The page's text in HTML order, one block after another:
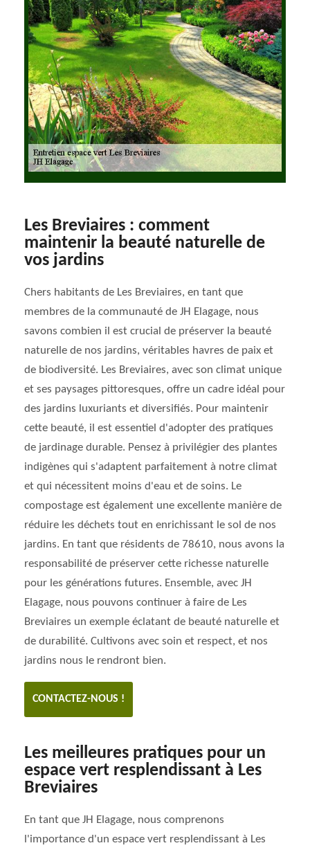
Les Breviaires : comment
maintenir la beauté naturelle de
vos jardins
Chers habitants de Les Breviaires, en tant que
membres de la communauté de JH Elagage, nous
savons combien il est crucial de préserver la beauté
naturelle de nos jardins, véritables havres de paix et
de biodiversité. Les Breviaires, avec son climat unique
et ses paysages pittoresques, offre un cadre idéal pour
des jardins luxuriants et diversifiés. Pour maintenir
cette beauté, il est essentiel d'adopter des pratiques
de jardinage durable. Pensez à privilégier des plantes
indigènes qui s'adaptent parfaitement à notre climat
et qui nécessitent moins d'eau et de soins. Le
compostage est également une excellente manière de
réduire les déchets tout en enrichissant le sol de nos
jardins. En tant que résidents de 78610, nous avons la
responsabilité de préserver cette richesse naturelle
pour les générations futures. Ensemble, avec JH
Elagage, nous pouvons continuer à faire de Les
Breviaires un exemple éclatant de beauté naturelle et
de durabilité. Cultivons avec soin et respect, et nos
jardins nous le rendront bien.
CONTACTEZ-NOUS !
Les meilleures pratiques pour un
espace vert resplendissant à Les
Breviaires
En tant que JH Elagage, nous comprenons
l'importance d'un espace vert resplendissant à Les